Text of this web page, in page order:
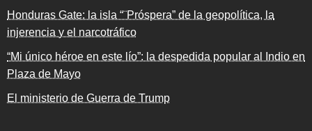
Honduras Gate: la isla “¨Próspera” de la geopolítica, la
injerencia y el narcotráfico
“Mi único héroe en este lío”: la despedida popular al Indio en
Plaza de Mayo
El ministerio de Guerra de Trump